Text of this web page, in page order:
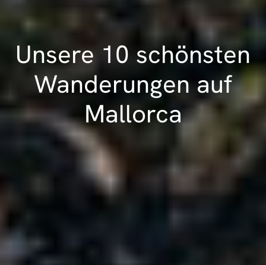
Unsere 10 schönsten
Wanderungen auf
Mallorca